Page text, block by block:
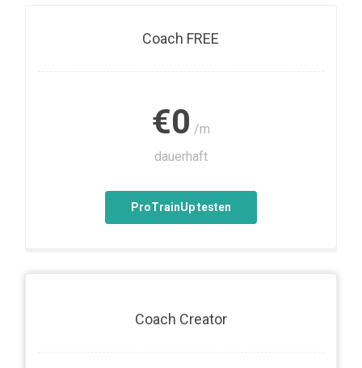
Coach FREE
€0 /m
dauerhaft
ProTrainUp testen
Coach Creator